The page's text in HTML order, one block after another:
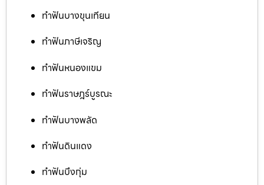
ทำฟันบางขุนเทียน
ทำฟันภาษีเจริญ
ทำฟันหนองแขม
ทำฟันราษฎร์บูรณะ
ทำฟันบางพลัด
ทำฟันดินแดง
ทำฟันบึงกุ่ม